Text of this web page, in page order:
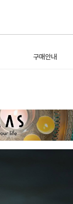
구매안내